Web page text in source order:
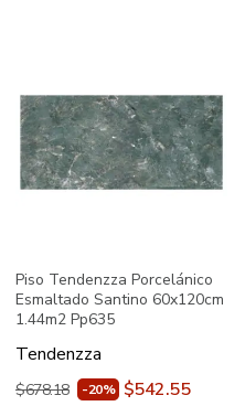
Piso Tendenzza Porcelánico
Esmaltado Santino 60x120cm
1.44m2 Pp635
Tendenzza
$678.18 -20% $542.55